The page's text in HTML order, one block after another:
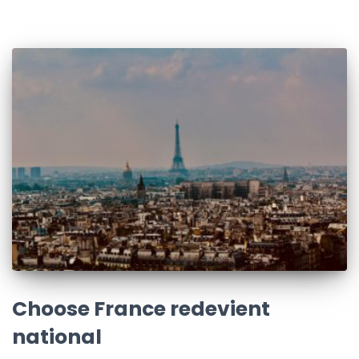
Choose France redevient
national